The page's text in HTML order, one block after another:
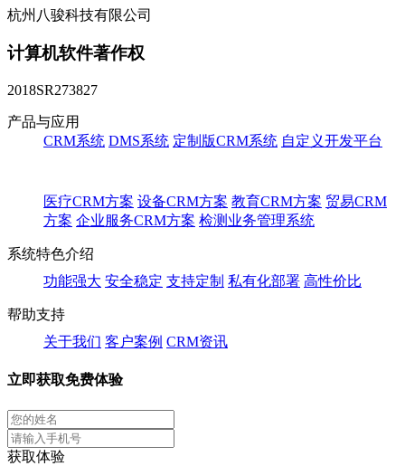
杭州八骏科技有限公司
计算机软件著作权
2018SR273827
产品与应用
CRM系统 DMS系统 定制版CRM系统 自定义开发平台
医疗CRM方案 设备CRM方案 教育CRM方案 贸易CRM
方案 企业服务CRM方案 检测业务管理系统
系统特色介绍
功能强大 安全稳定 支持定制 私有化部署 高性价比
帮助支持
关于我们 客户案例 CRM资讯
立即获取免费体验
获取体验